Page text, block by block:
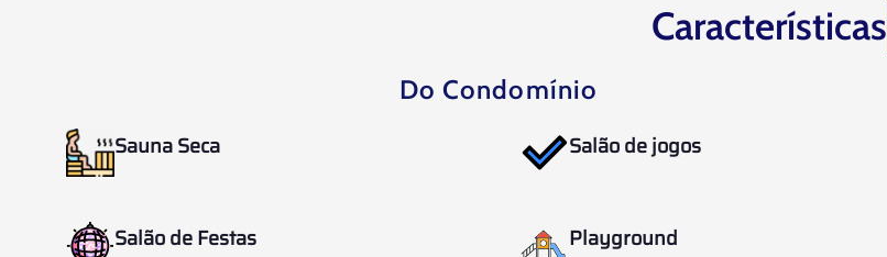
Características
Do Condomínio
Sauna Seca Salão de jogos
Salão de Festas Playground